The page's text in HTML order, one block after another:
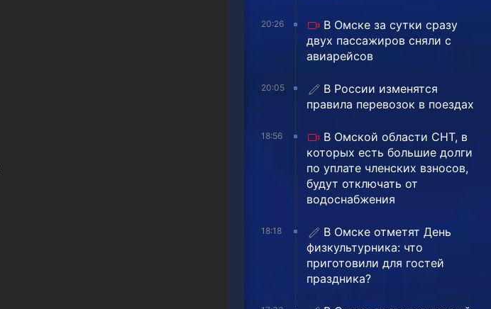
20:26
В Омске за сутки сразу
двух пассажиров сняли с
авиарейсов
20:05
В России изменятся
правила перевозок в поездах
18:56
В Омской области СНТ, в
которых есть большие долги
по уплате членских взносов,
будут отключать от
водоснабжения
18:18
В Омске отметят День
физкультурника: что
приготовили для гостей
праздника?